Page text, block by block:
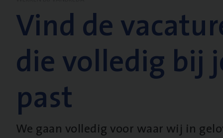
Vind de
die volledig bij
past
We gaan volledig voor waar wij in